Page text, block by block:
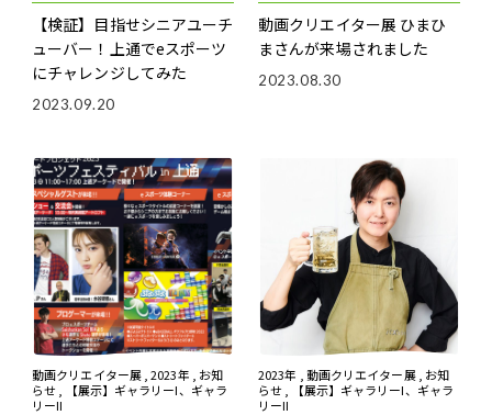
【検証】目指せシニアユーチ
ューバー！上通でeスポーツ
にチャレンジしてみた
2023.09.20
動画クリエイター展 ひまひ
まさんが来場されました
2023.08.30
動画クリエイター展 , 2023年 , お知
らせ , 【展示】ギャラリーI、ギャラ
リーII
2023年 , 動画クリエイター展 , お知
らせ , 【展示】ギャラリーI、ギャラ
リーII